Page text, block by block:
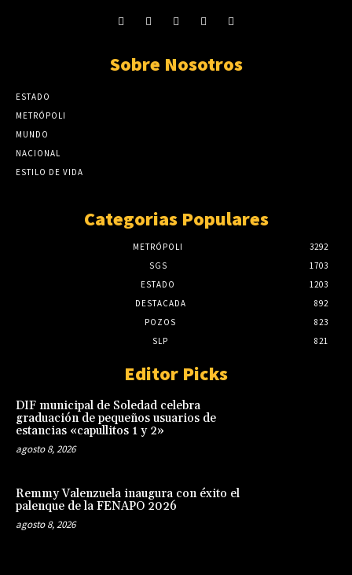
Sobre Nosotros
ESTADO
METRÓPOLI
MUNDO
NACIONAL
ESTILO DE VIDA
Categorias Populares
METRÓPOLI
3292
SGS
1703
ESTADO
1203
DESTACADA
892
POZOS
823
SLP
821
Editor Picks
DIF municipal de Soledad celebra
graduación de pequeños usuarios de
estancias «capullitos 1 y 2»
agosto 8, 2026
Remmy Valenzuela inaugura con éxito el
palenque de la FENAPO 2026
agosto 8, 2026